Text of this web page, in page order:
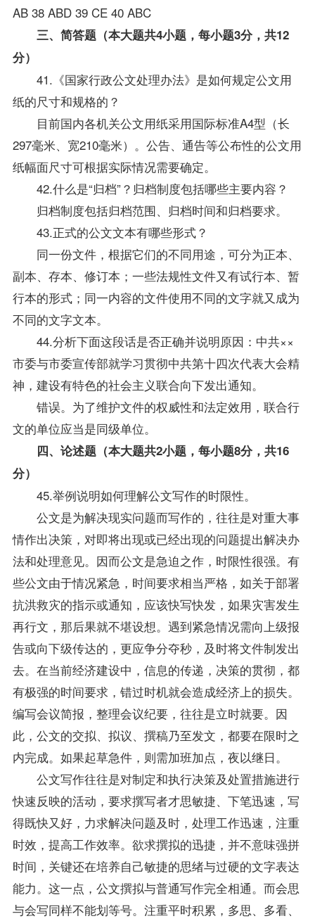
AB 38 ABD 39 CE 40 ABC
三、简答题（本大题共4小题，每小题3分，共12
分）
41.《国家行政公文处理办法》是如何规定公文用
纸的尺寸和规格的？
目前国内各机关公文用纸采用国际标准A4型（长
297毫米、宽210毫米）。公告、通告等公布性的公文用
纸幅面尺寸可根据实际情况需要确定。
42.什么是“归档”？归档制度包括哪些主要内容？
归档制度包括归档范围、归档时间和归档要求。
43.正式的公文文本有哪些形式？
同一份文件，根据它们的不同用途，可分为正本、
副本、存本、修订本；一些法规性文件又有试行本、暂
行本的形式；同一内容的文件使用不同的文字就又成为
不同的文字文本。
44.分析下面这段话是否正确并说明原因：中共××
市委与市委宣传部就学习贯彻中共第十四次代表大会精
神，建设有特色的社会主义联合向下发出通知。
错误。为了维护文件的权威性和法定效用，联合行
文的单位应当是同级单位。
四、论述题（本大题共2小题，每小题8分，共16
分）
45.举例说明如何理解公文写作的时限性。
公文是为解决现实问题而写作的，往往是对重大事
情作出决策，对即将出现或已经出现的问题提出解决办
法和处理意见。因而公文是急迫之作，时限性很强。有
些公文由于情况紧急，时间要求相当严格，如关于部署
抗洪救灾的指示或通知，应该快写快发，如果灾害发生
再行文，那后果就不堪设想。遇到紧急情况需向上级报
告或向下级传达的，更应争分夺秒，及时将文件制发出
去。在当前经济建设中，信息的传递，决策的贯彻，都
有极强的时间要求，错过时机就会造成经济上的损失。
编写会议简报，整理会议纪要，往往是立时就要。因
此，公文的交拟、拟议、撰稿乃至发文，都要在限时之
内完成。如果起草急件，则需加班加点，夜以继日。
公文写作往往是对制定和执行决策及处置措施进行
快速反映的活动，要求撰写者才思敏捷、下笔迅速，写
得既快又好，力求解决问题及时，处理工作迅速，注重
时效，提高工作效率。欲求撰拟的迅捷，并不意味强拼
时间，关键还在培养自己敏捷的思绪与过硬的文字表达
能力。这一点，公文撰拟与普通写作完全相通。而会思
与会写同样不能划等号。注重平时积累，多思、多看、